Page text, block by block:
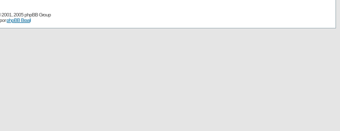
2005 phpBB Group
phpBB Brasil